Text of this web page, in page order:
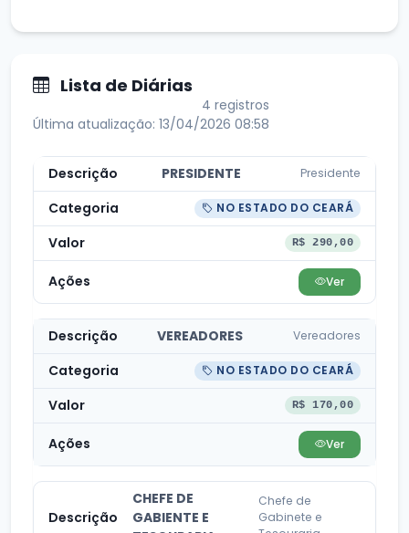
Lista de Diárias
4 registros
Última atualização: 13/04/2026 08:58
PRESIDENTE Presidente
NO ESTADO DO CEARÁ
R$ 290,00
Ver
VEREADORES Vereadores
NO ESTADO DO CEARÁ
R$ 170,00
Ver
CHEFE DE
GABIENTE E
Chefe de
Gabinete e